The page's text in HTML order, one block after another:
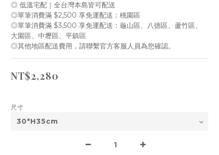
◎ 低溫宅配｜全台灣本島皆可配送
◎單筆消費滿 $2,500 享免運配送：桃園區
◎單筆消費滿 $3,500 享免運配送：龜山區、八德區、蘆竹區、
大園區、中壢區、平鎮區
◎其他地區配送費用，請聯繫官方客服人員為您確認。
NT$2,280
尺寸